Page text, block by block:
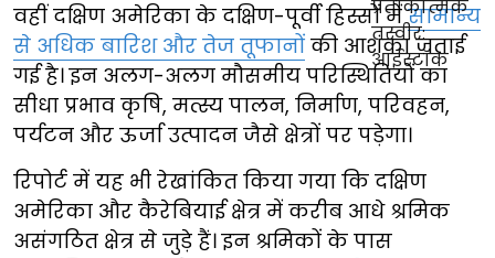
वहीं दक्षिण अमेरिका के दक्षिण-पूर्वी हिस्सों मेंसामान्य
से अधिक बारिश और तेज तूफानों की आशंका जताई
गई है। इन अलग-अलग मौसमीय परिस्थितियों का
सीधा प्रभाव कृषि, मत्स्य पालन, निर्माण, परिवहन,
पर्यटन और ऊर्जा उत्पादन जैसे क्षेत्रों पर पड़ेगा।
रिपोर्ट में यह भी रेखांकित किया गया कि दक्षिण
अमेरिका और कैरेबियाई क्षेत्र में करीब आधे श्रमिक
असंगठित क्षेत्र से जुड़े हैं। इन श्रमिकों के पास